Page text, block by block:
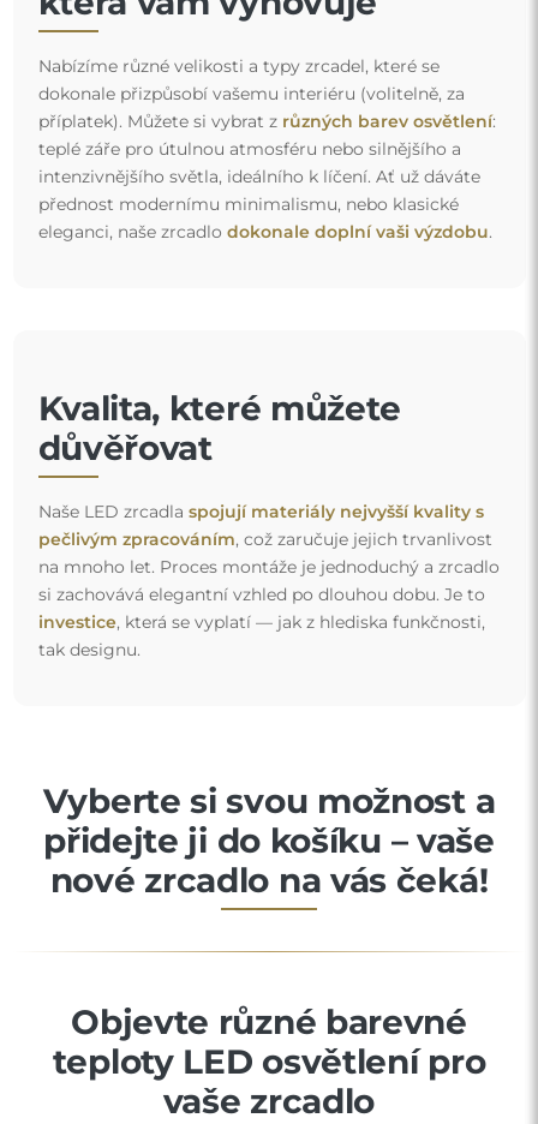
Nabízíme různé velikosti a typy zrcadel, které se
dokonale přizpůsobí vašemu interiéru (volitelně, za
příplatek). Můžete si vybrat z různých barev osvětlení:
teplé záře pro útulnou atmosféru nebo silnějšího a
intenzivnějšího světla, ideálního k líčení. Ať už dáváte
přednost modernímu minimalismu, nebo klasické
eleganci, naše zrcadlo dokonale doplní vaši výzdobu.
Kvalita, které můžete
důvěřovat
Naše LED zrcadla spojují materiály nejvyšší kvality s
pečlivým zpracováním, což zaručuje jejich trvanlivost
na mnoho let. Proces montáže je jednoduchý a zrcadlo
si zachovává elegantní vzhled po dlouhou dobu. Je to
investice, která se vyplatí — jak z hlediska funkčnosti,
tak designu.
Vyberte si svou možnost a
přidejte ji do košíku – vaše
nové zrcadlo na vás čeká!
Objevte různé barevné
teploty LED osvětlení pro
vaše zrcadlo